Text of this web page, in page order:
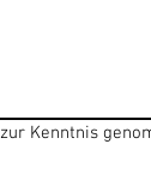
zur Kenntnis